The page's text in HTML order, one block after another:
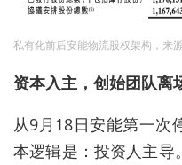
私有化前后安能物流股权架构，来
资本入主，创始团队离
从9月18日安能第一次
本逻辑是：投资人主导